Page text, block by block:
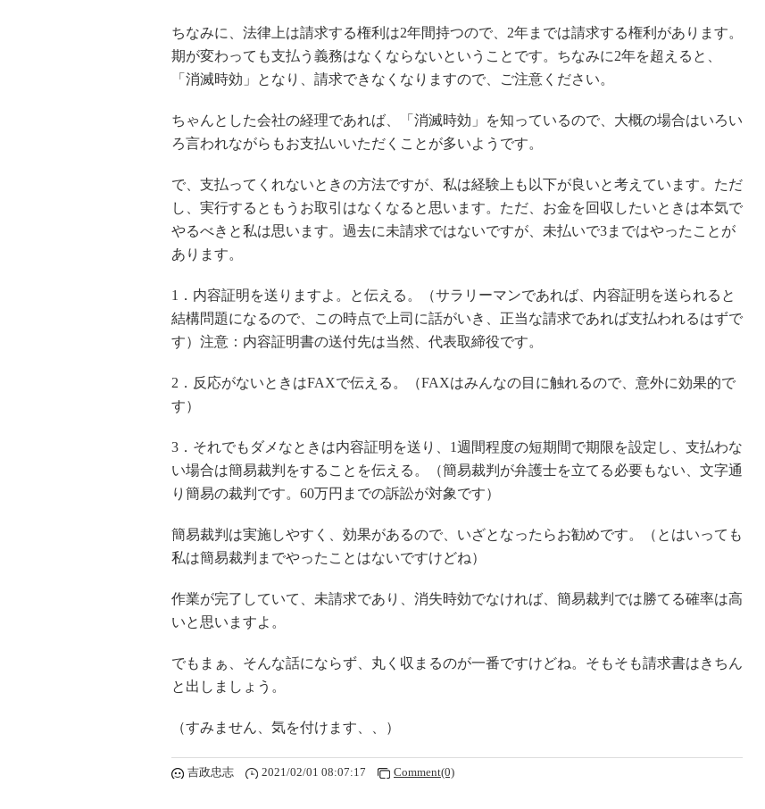
ちなみに、法律上は請求する権利は2年間持つので、2年までは請求する権利があります。
期が変わっても支払う義務はなくならないということです。ちなみに2年を超えると、
「消滅時効」となり、請求できなくなりますので、ご注意ください。
ちゃんとした会社の経理であれば、「消滅時効」を知っているので、大概の場合はいろい
ろ言われながらもお支払いいただくことが多いようです。
で、支払ってくれないときの方法ですが、私は経験上も以下が良いと考えています。ただ
し、実行するともうお取引はなくなると思います。ただ、お金を回収したいときは本気で
やるべきと私は思います。過去に未請求ではないですが、未払いで3まではやったことが
あります。
1．内容証明を送りますよ。と伝える。（サラリーマンであれば、内容証明を送られると
結構問題になるので、この時点で上司に話がいき、正当な請求であれば支払われるはずで
す）注意：内容証明書の送付先は当然、代表取締役です。
2．反応がないときはFAXで伝える。（FAXはみんなの目に触れるので、意外に効果的で
す）
3．それでもダメなときは内容証明を送り、1週間程度の短期間で期限を設定し、支払わな
い場合は簡易裁判をすることを伝える。（簡易裁判が弁護士を立てる必要もない、文字通
り簡易の裁判です。60万円までの訴訟が対象です）
簡易裁判は実施しやすく、効果があるので、いざとなったらお勧めです。（とはいっても
私は簡易裁判までやったことはないですけどね）
作業が完了していて、未請求であり、消失時効でなければ、簡易裁判では勝てる確率は高
いと思いますよ。
でもまぁ、そんな話にならず、丸く収まるのが一番ですけどね。そもそも請求書はきちん
と出しましょう。
（すみません、気を付けます、、）
吉政忠志 2021/02/01 08:07:17 Comment(0)